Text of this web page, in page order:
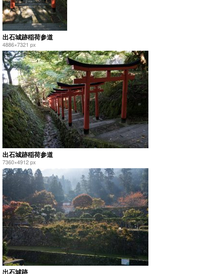
出石城跡稲荷参道
4886×7321 px
出石城跡稲荷参道
7360×4912 px
出石城跡